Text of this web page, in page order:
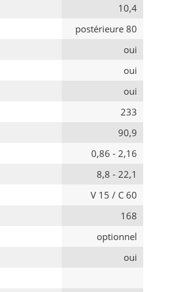
10,4
postérieure 80
oui
oui
oui
233
90,9
0,86 - 2,16
8,8 - 22,1
V 15 / C 60
168
optionnel
oui